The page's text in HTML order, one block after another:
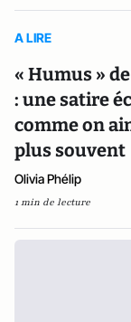
A LIRE
« Humus »
: une satire
comme on
plus souvent
Olivia Phélip
1 min de lecture